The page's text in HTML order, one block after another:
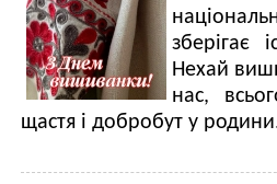
зберігає
Нехай
нас,
щастя і добробут у